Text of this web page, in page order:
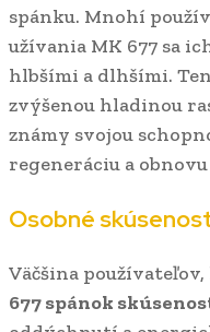
spánku. Mnohí
užívania MK 677 sa
hlbšími a dlhšími.
zvýšenou hladinou
známy svojou
regeneráciu a
Osobné
Väčšina
677 spánok